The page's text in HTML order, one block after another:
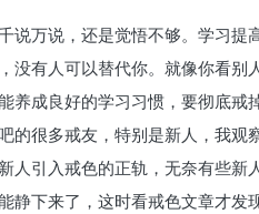
说万说，还是觉悟不够。学习
没有人可以替代你。就像你看
养成良好的学习习惯，要彻底戒
的很多戒友，特别是新人，我
人引入戒色的正轨，无奈有些
静下来了，这时看戒色文章才发